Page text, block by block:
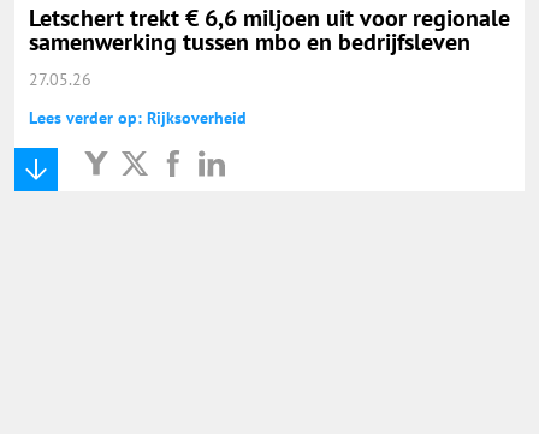
Letschert trekt € 6,6 miljoen uit voor regionale
samenwerking tussen mbo en bedrijfsleven
27.05.26
Lees verder op: Rijksoverheid